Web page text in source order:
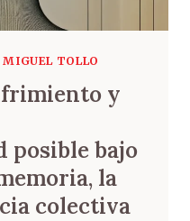
MIGUEL TOLLO
y
posible bajo
la
colectiva